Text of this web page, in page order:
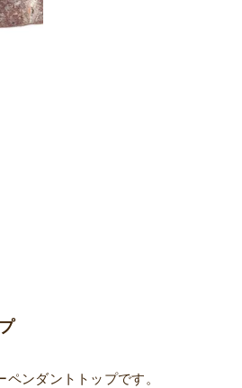
ンダントトップです。